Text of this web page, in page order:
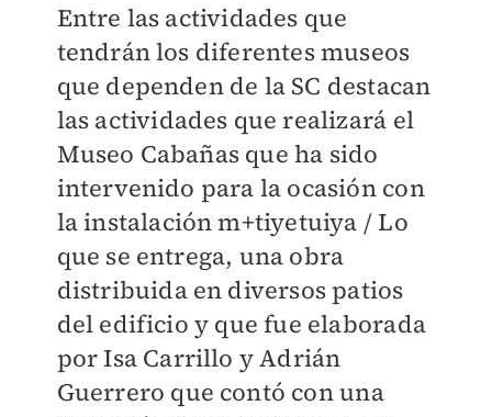
Entre las actividades que
tendrán los diferentes museos
que dependen de la SC destacan
las actividades que realizará el
Museo Cabañas que ha sido
intervenido para la ocasión con
la instalación m+tiyetuiya / Lo
que se entrega, una obra
distribuida en diversos patios
del edificio y que fue elaborada
por Isa Carrillo y Adrián
Guerrero que contó con una